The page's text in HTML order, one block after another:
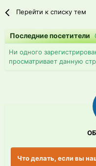
Перейти к списку тем
Последние посетители
Ни одного
просматривает данную
Что делать, если вы